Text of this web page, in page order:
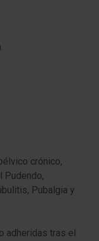
crónico,
Pudendo,
Pubalgia y
adheridas tras el